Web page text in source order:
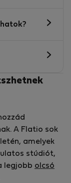
A Flatio sok
amelyek
stúdiót,
legjobb olcsó